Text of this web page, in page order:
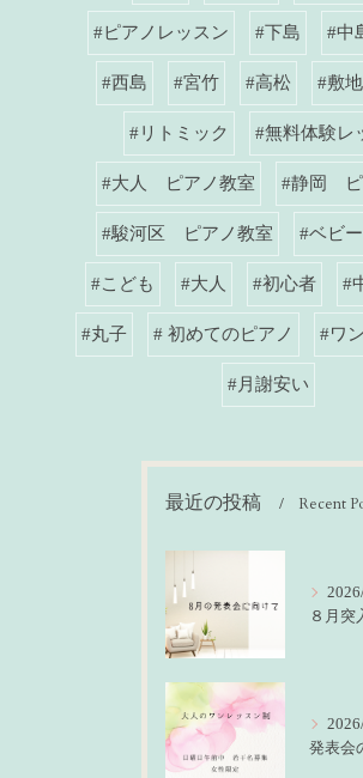
#ピアノレッスン #下島 #中
#西島 #宮竹 #高松 #敷地
#リトミック #無料体験レ
#大人 ピアノ教室 #静岡 ピ
#駿河区 ピアノ教室 #ベビー
#こども #大人 #初心者 #
#丸子 # 初めてのピアノ #ワ
#月謝安い
最近の投稿 Recent
８月突
発表会